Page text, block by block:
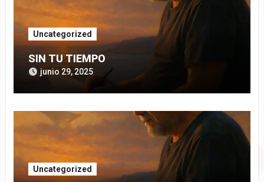
Uncategorized
SIN TU TIEMPO
junio 29, 2025
Uncategorized